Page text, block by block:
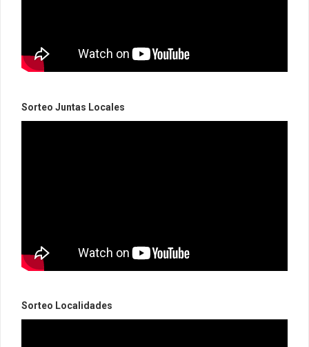
Sorteo Juntas Locales
Sorteo Localidades